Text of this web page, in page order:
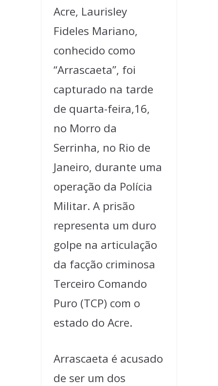
Acre, Laurisley
Fideles Mariano,
conhecido como
“Arrascaeta”, foi
capturado na tarde
de quarta-feira,16,
no Morro da
Serrinha, no Rio de
Janeiro, durante uma
operação da Polícia
Militar. A prisão
representa um duro
golpe na articulação
da facção criminosa
Terceiro Comando
Puro (TCP) com o
estado do Acre.
Arrascaeta é acusado
de ser um dos